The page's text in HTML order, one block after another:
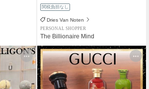
関税負担なし
Dries Van Noten
PERSONAL SHOPPER
The Billionaire Mind